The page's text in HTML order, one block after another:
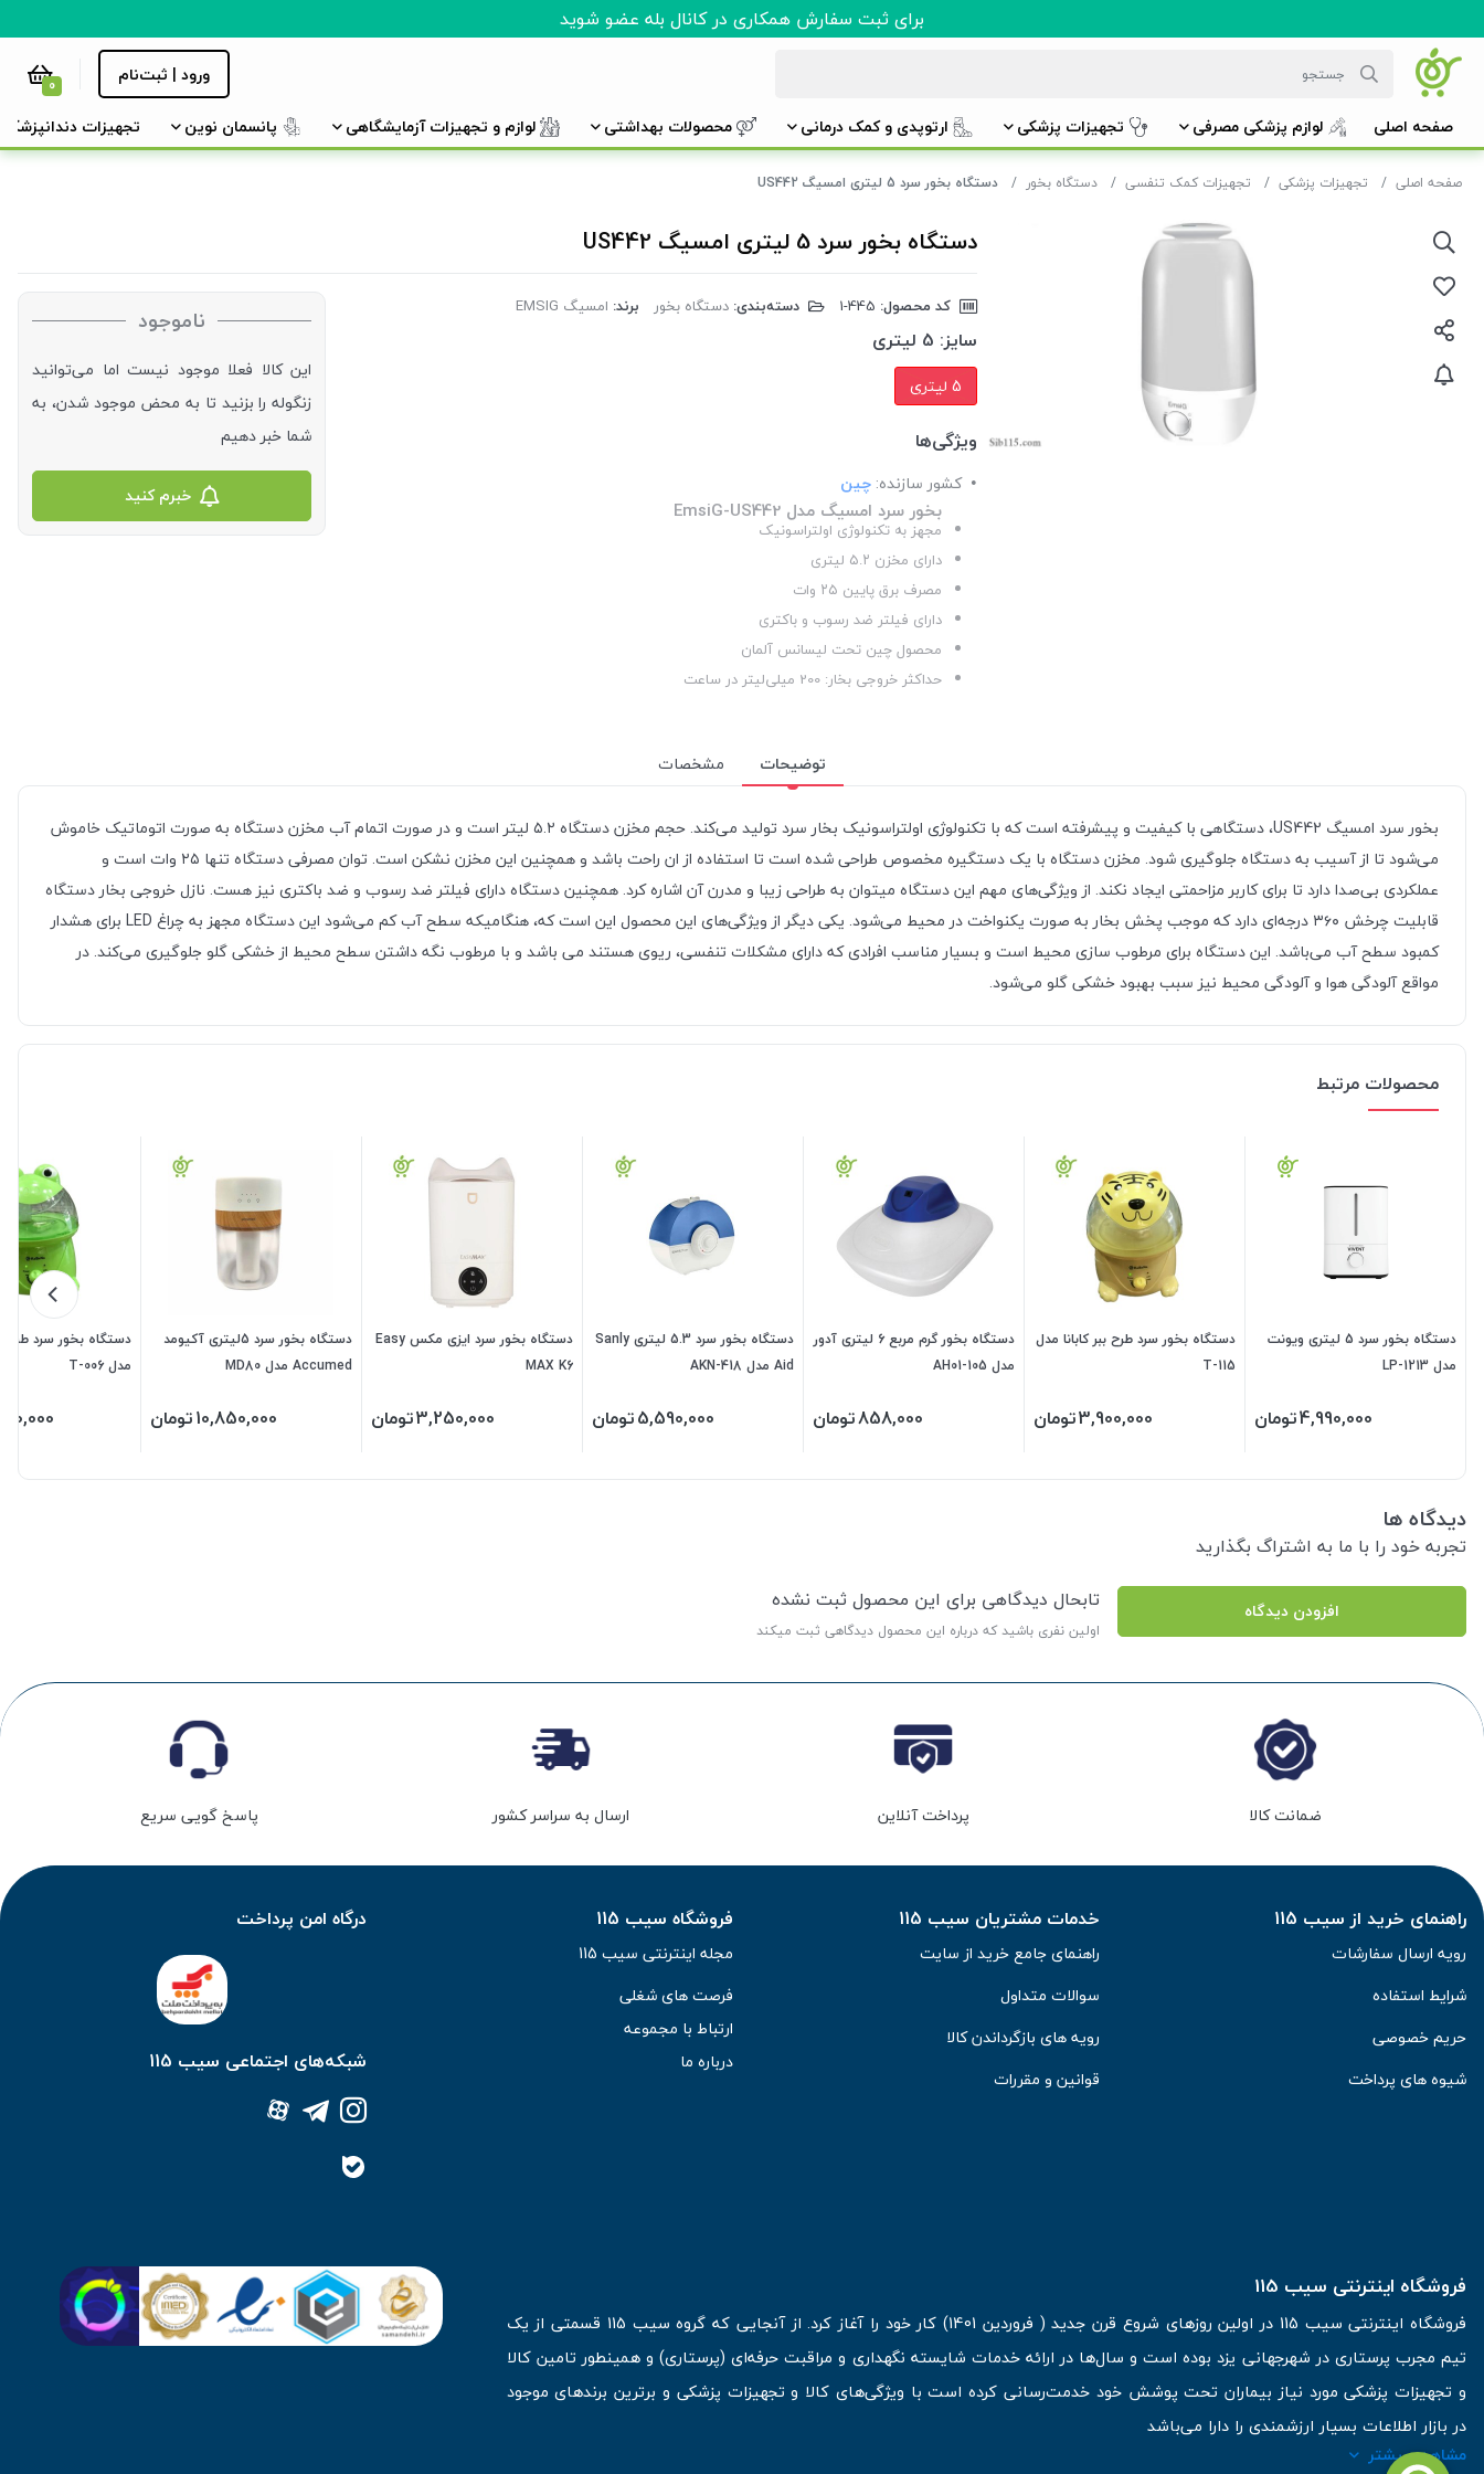
برای ثبت سفارش همکاری در کانال بله عضو شوید
ورود | ثبت‌نام 0
صفحه اصلی لوازم پزشکی مصرفی تجهیزات پزشکی ارتوپدی و کمک درمانی محصولات بهداشتی لوازم و تجهیزات آزمایشگاهی پانسمان نوین تجهیزات دندانپزشکی
صفحه اصلی تجهیزات پزشکی تجهیزات کمک تنفسی دستگاه بخور دستگاه بخور سرد 5 لیتری امسیگ US442
دستگاه بخور سرد 5 لیتری امسیگ US442
کد محصول: دسته‌بندی: دستگاه بخور برند: امسیگ EMSIG
سایز: 5 لیتری
5 لیتری
ویژگی‌ها
کشور سازنده: چین
بخور سرد امسیگ مدل EmsiG-US442
مجهز به تکنولوژی اولتراسونیک
دارای مخزن ۵.۲ لیتری
مصرف برق پایین ۲۵ وات
دارای فیلتر ضد رسوب و باکتری
محصول چین تحت لیسانس آلمان
حداکثر خروجی بخار: 200 میلی‌لیتر در ساعت
ناموجود
این کالا فعلا موجود نیست اما می‌توانید
زنگوله را بزنید تا به محض موجود شدن، به
شما خبر دهیم
خبرم کنید
توضیحات مشخصات
بخور سرد امسیگ US442، دستگاهی با کیفیت و پیشرفته است که با تکنولوژی اولتراسونیک بخار سرد تولید می‌کند. حجم مخزن دستگاه ۵.۲ لیتر است و در صورت اتمام آب مخزن دستگاه به صورت اتوماتیک خاموش
می‌شود تا از آسیب به دستگاه جلوگیری شود. مخزن دستگاه با یک دستگیره مخصوص طراحی شده است تا استفاده از ان راحت باشد و همچنین این مخزن نشکن است. توان مصرفی دستگاه تنها ۲۵ وات است و
عملکردی بی‌صدا دارد تا برای کاربر مزاحمتی ایجاد نکند. از ویژگی‌‌های مهم این دستگاه میتوان به طراحی زیبا و مدرن آن اشاره کرد. همچنین دستگاه دارای فیلتر ضد رسوب و ضد باکتری نیز هست. نازل خروجی بخار دستگاه
قابلیت چرخش ۳۶۰ درجه‌ای دارد که موجب پخش بخار به صورت یکنواخت در محیط می‌شود. یکی دیگر از ویژگی‌های این محصول این است که، هنگامیکه سطح آب کم می‌شود این دستگاه مجهز به چراغ LED برای هشدار
کمبود سطح آب می‌باشد. این دستگاه برای مرطوب سازی محیط است و بسیار مناسب افرادی که دارای مشکلات تنفسی، ریوی هستند می باشد و با مرطوب نگه داشتن سطح محیط از خشکی گلو جلوگیری می‌کند. در
مواقع آلودگی هوا و آلودگی محیط نیز سبب بهبود خشکی گلو می‌شود.
محصولات مرتبط
دستگاه بخور سرد 5 لیتری ویونت
مدل LP-1213
4,990,000تومان
دستگاه بخور سرد طرح ببر کابانا مدل
T-115
3,900,000تومان
دستگاه بخور گرم مربع 6 لیتری آدور
مدل AH01-105
858,000تومان
دستگاه بخور سرد 5.3 لیتری Sanly
Aid مدل AKN-418
5,590,000تومان
دستگاه بخور سرد ایزی مکس Easy
MAX K6
3,250,000تومان
دستگاه بخور سرد 5لیتری آکیومد
Accumed مدل MD80
10,850,000تومان
دستگاه بخور سرد طرح
مدل T-006
دیدگاه ها
تجربه خود را با ما به اشتراگ بگذارید
افزودن دیدگاه تابحال دیدگاهی برای این محصول ثبت نشده
اولین نفری باشید که درباره این محصول دیدگاهی ثبت میکند
ضمانت کالا پرداخت آنلاین ارسال به سراسر کشور پاسخ گویی سریع
راهنمای خرید از سیب 115
رویه ارسال سفارشات
شرایط استفاده
حریم خصوصی
شیوه های پرداخت
خدمات مشتریان سیب 115
راهنمای جامع خرید از سایت
سوالات متداول
رویه های بازگرداندن کالا
قوانین و مقررات
فروشگاه سیب 115
مجله اینترنتی سیب 115
فرصت های شغلی
ارتباط با مجموعه
درباره ما
درگاه امن پرداخت
شبکه‌های اجتماعی سیب 115
فروشگاه اینترنتی سیب 115
فروشگاه اینترنتی سیب 115 در اولین روزهای شروع قرن جدید ( فروردین 1401) کار خود را آغاز کرد. از آنجایی که گروه سیب 115 قسمتی از یک
تیم مجرب پرستاری در شهرجهانی یزد بوده است و سال‌ها در ارائه خدمات شایسته نگهداری و مراقبت حرفه‌ای (پرستاری) و همینطور تامین کالا
و تجهیزات پزشکی مورد نیاز بیماران تحت پوشش خود خدمت‌رسانی کرده است با ویژگی‌های کالا و تجهیزات پزشکی و برترین برندهای موجود
در بازار اطلاعات بسیار ارزشمندی را دارا می‌باشد
مشاهده بیشتر